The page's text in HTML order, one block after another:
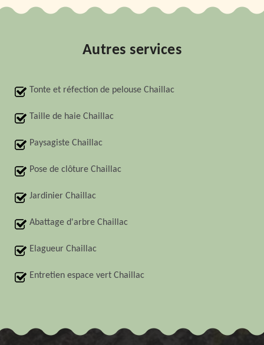
Autres services
Tonte et réfection de pelouse Chaillac
Taille de haie Chaillac
Paysagiste Chaillac
Pose de clôture Chaillac
Jardinier Chaillac
Abattage d'arbre Chaillac
Elagueur Chaillac
Entretien espace vert Chaillac